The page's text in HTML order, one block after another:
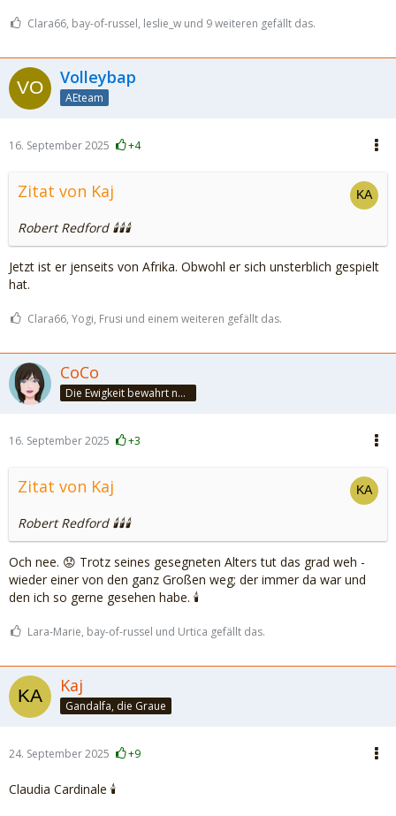
Clara66, bay-of-russel, leslie_w und 9 weiteren gefällt das.
Volleybap
AEteam
16. September 2025 +4
Zitat von Kaj
Robert Redford 🕯️🕯️🕯️
Jetzt ist er jenseits von Afrika. Obwohl er sich unsterblich gespielt
hat.
Clara66, Yogi, Frusi und einem weiteren gefällt das.
CoCo
Die Ewigkeit bewahrt nur die Liebe, weil sie von gleicher Natur ist. ~Khalil Gibran~
16. September 2025 +3
Zitat von Kaj
Robert Redford 🕯️🕯️🕯️
Och nee. 😟 Trotz seines gesegneten Alters tut das grad weh -
wieder einer von den ganz Großen weg; der immer da war und
den ich so gerne gesehen habe. 🕯️
Lara-Marie, bay-of-russel und Urtica gefällt das.
Kaj
Gandalfa, die Graue
24. September 2025 +9
Claudia Cardinale 🕯️